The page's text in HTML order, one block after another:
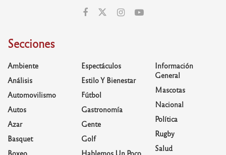
Secciones
Ambiente
Análisis
Automovilismo
Autos
Azar
Basquet
Boxeo
Espectáculos
Estilo Y Bienestar
Fútbol
Gastronomía
Gente
Golf
Hablemos Un Poco
Información
General
Mascotas
Nacional
Política
Rugby
Salud